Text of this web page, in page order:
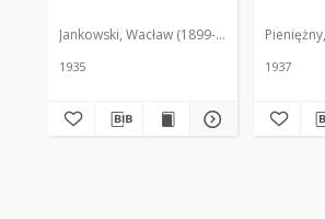
Jankowski, Wacław (1899-1975). Red.
1935 1937